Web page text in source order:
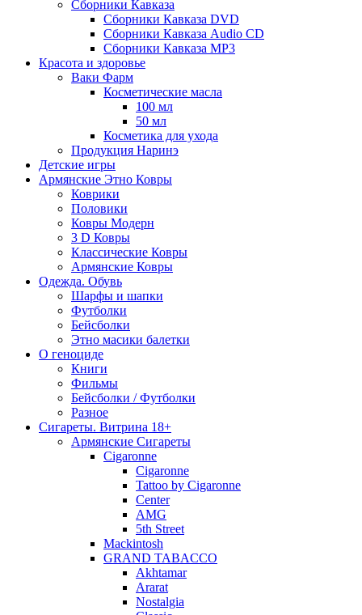
Сборники Кавказа
Сборники Кавказа DVD
Сборники Кавказа Audio CD
Сборники Кавказа MP3
Красота и здоровье
Ваки Фарм
Косметические масла
100 мл
50 мл
Косметика для ухода
Продукция Наринэ
Детские игры
Армянские Этно Ковры
Коврики
Половики
Ковры Модерн
3 D Ковры
Классические Ковры
Армянские Ковры
Одежда. Обувь
Шарфы и шапки
Футболки
Бейсболки
Этно масики балетки
О геноциде
Книги
Фильмы
Бейсболки / Футболки
Разное
Сигареты. Витрина 18+
Армянские Сигареты
Cigaronne
Cigaronne
Tattoo by Cigaronne
Center
AMG
5th Street
Mackintosh
GRAND TABACCO
Akhtamar
Ararat
Nostalgia